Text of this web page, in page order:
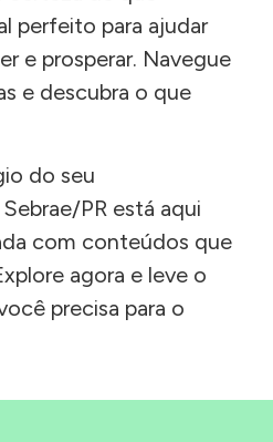
perfeito para ajudar
e prosperar. Navegue
e descubra o que
do seu
PR está aqui
com conteúdos que
agora e leve o
precisa para o